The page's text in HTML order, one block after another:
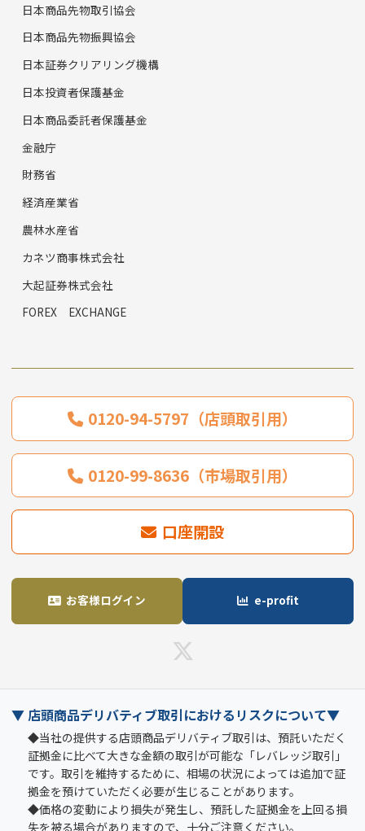
日本商品先物取引協会
日本商品先物振興協会
日本証券クリアリング機構
日本投資者保護基金
日本商品委託者保護基金
金融庁
財務省
経済産業省
農林水産省
カネツ商事株式会社
大起証券株式会社
FOREX EXCHANGE
0120-94-5797（店頭取引用）
0120-99-8636（市場取引用）
口座開設
お客様ログイン e-profit
▼ 店頭商品デリバティブ取引におけるリスクについて▼
◆当社の提供する店頭商品デリバティブ取引は、預託いただく
証拠金に比べて大きな金額の取引が可能な「レバレッジ取引」
です。取引を維持するために、相場の状況によっては追加で証
拠金を預けていただく必要が生じることがあります。
◆価格の変動により損失が発生し、預託した証拠金を上回る損
失を被る場合がありますので、十分ご注意ください。